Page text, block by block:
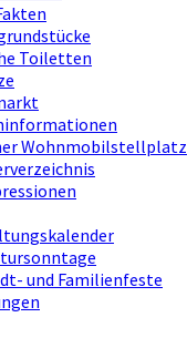
Toiletten
Wohnmobilstellplatz
und Familienfeste